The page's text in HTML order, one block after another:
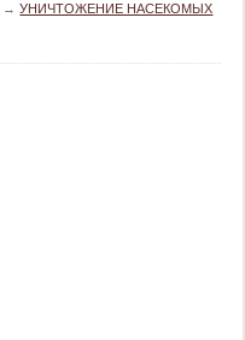
→УНИЧТОЖЕНИЕ НАСЕКОМЫХ